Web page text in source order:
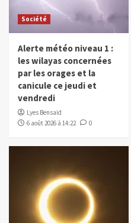
Société
Alerte météo niveau 1 :
les wilayas concernées
par les orages et la
canicule ce jeudi et
vendredi
Lyes Bensaïd
6 août 2026 à 14:22
0